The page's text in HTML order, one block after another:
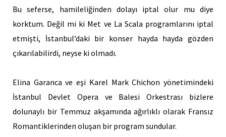
Bu seferse, hamileliğinden dolayı iptal olur mu diye
korktum. Değil mi ki Met ve La Scala programlarını iptal
etmişti, İstanbul’daki bir konser hayda hayda gözden
çıkarılabilirdi, neyse ki olmadı.
Elina Garanca ve eşi Karel Mark Chichon yönetimindeki
İstanbul Devlet Opera ve Balesi Orkestrası bizlere
dolunaylı bir Temmuz akşamında ağırlıklı olarak Fransız
Romantiklerinden oluşan bir program sundular.